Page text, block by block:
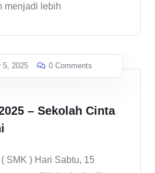
menjadi lebih
5, 2025 0 Comments
– Sekolah Cinta
SMK ) Hari Sabtu, 15